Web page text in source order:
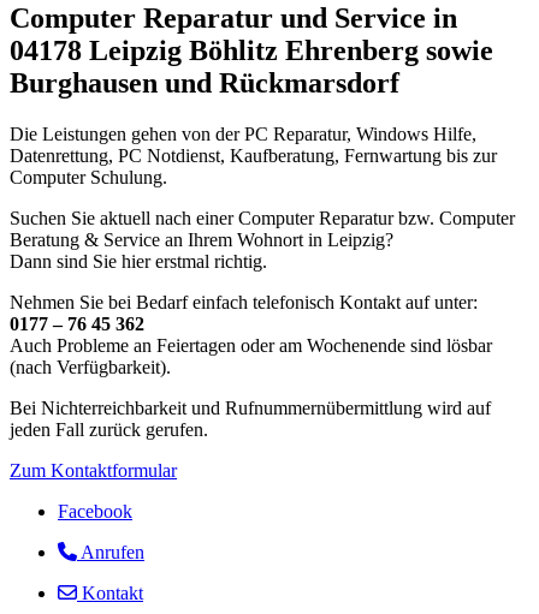
Computer Reparatur und Service in
04178 Leipzig Böhlitz Ehrenberg sowie
Burghausen und Rückmarsdorf
Die Leistungen gehen von der PC Reparatur, Windows Hilfe,
Datenrettung, PC Notdienst, Kaufberatung, Fernwartung bis zur
Computer Schulung.
Suchen Sie aktuell nach einer Computer Reparatur bzw. Computer
Beratung & Service an Ihrem Wohnort in Leipzig?
Dann sind Sie hier erstmal richtig.
Nehmen Sie bei Bedarf einfach telefonisch Kontakt auf unter:
0177 – 76 45 362
Auch Probleme an Feiertagen oder am Wochenende sind lösbar
(nach Verfügbarkeit).
Bei Nichterreichbarkeit und Rufnummernübermittlung wird auf
jeden Fall zurück gerufen.
Zum Kontaktformular
Facebook
Anrufen
Kontakt